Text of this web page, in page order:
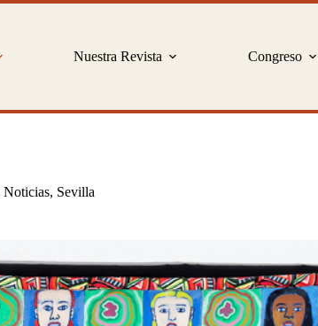
Nuestra Revista Congreso
Noticias, Sevilla